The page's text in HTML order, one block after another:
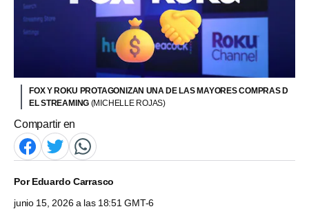
FOX Y ROKU PROTAGONIZAN UNA DE LAS MAYORES COMPRAS D
EL STREAMING (MICHELLE ROJAS)
Compartir en
PorEduardo Carrasco
junio 15, 2026 a las 18:51 GMT-6